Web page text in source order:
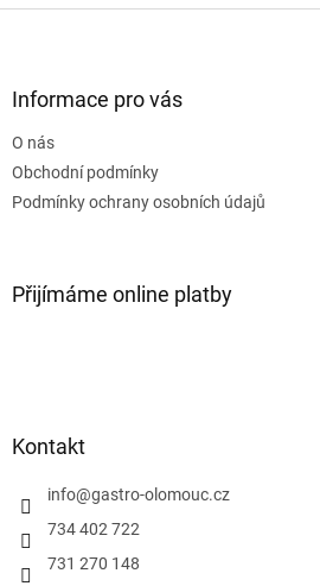
Informace pro vás
O nás
Obchodní podmínky
Podmínky ochrany osobních údajů
Přijímáme online platby
Kontakt
info@gastro-olomouc.cz
734 402 722
731 270 148